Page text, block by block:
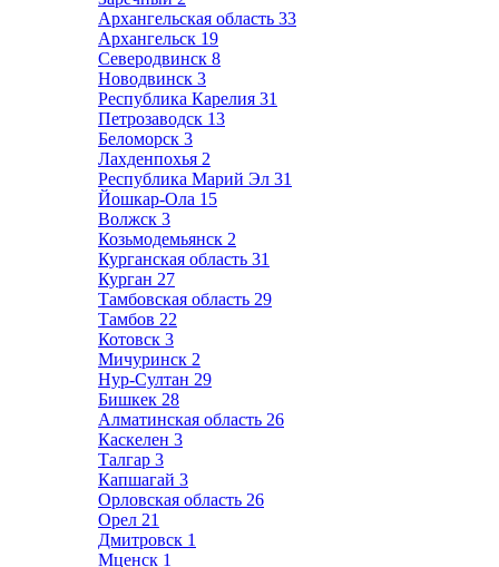
Архангельская область 33
Архангельск 19
Северодвинск 8
Новодвинск 3
Республика Карелия 31
Петрозаводск 13
Беломорск 3
Лахденпохья 2
Республика Марий Эл 31
Йошкар-Ола 15
Волжск 3
Козьмодемьянск 2
Курганская область 31
Курган 27
Тамбовская область 29
Тамбов 22
Котовск 3
Мичуринск 2
Нур-Султан 29
Бишкек 28
Алматинская область 26
Каскелен 3
Талгар 3
Капшагай 3
Орловская область 26
Орел 21
Дмитровск 1
Мценск 1